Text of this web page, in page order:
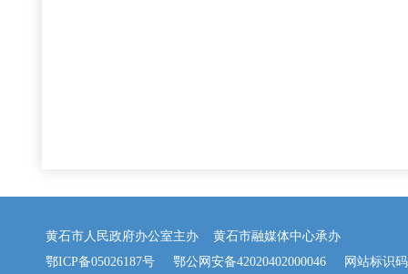
黄石市人民政府办公室主办 黄石市融媒体中心承办
鄂ICP备05026187号
鄂公网安备42020402000046 网站标识码